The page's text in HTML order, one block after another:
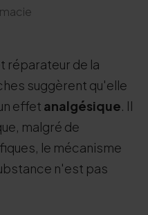
réparateur de la
suggèrent qu'elle
effet analgésique. Il
malgré de
le mécanisme
n'est pas